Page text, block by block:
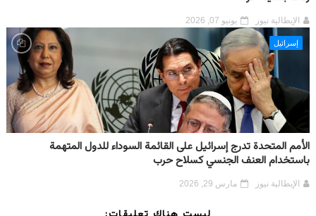
الإيطالية نيوز يونيو 07, 2026
إسرائيل
الأمم المتحدة تدرج إسرائيل على القائمة السوداء للدول المتهمة
باستخدام العنف الجنسي كسلاح حرب
الإيطالية نيوز مارس 29, 2026